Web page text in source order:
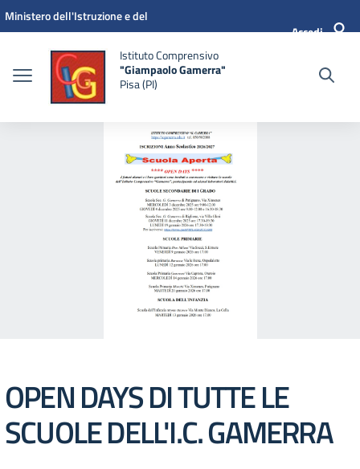
Vai ai contenuti
Vai al menu di navigazione
Vai al footer
Ministero dell'Istruzione e del
Accedi
Istituto Comprensivo
"Giampaolo Gamerra"
Pisa (PI)
OPEN DAYS DI TUTTE LE
SCUOLE DELL'I.C. GAMERRA